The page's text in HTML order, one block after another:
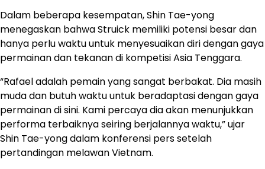
Dalam beberapa kesempatan, Shin Tae-yong
menegaskan bahwa Struick memiliki potensi besar dan
hanya perlu waktu untuk menyesuaikan diri dengan gaya
permainan dan tekanan di kompetisi Asia Tenggara.
“Rafael adalah pemain yang sangat berbakat. Dia masih
muda dan butuh waktu untuk beradaptasi dengan gaya
permainan di sini. Kami percaya dia akan menunjukkan
performa terbaiknya seiring berjalannya waktu,” ujar
Shin Tae-yong dalam konferensi pers setelah
pertandingan melawan Vietnam.